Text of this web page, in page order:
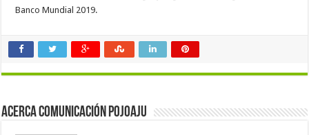
Banco Mundial 2019.
Acerca Comunicación Pojoaju